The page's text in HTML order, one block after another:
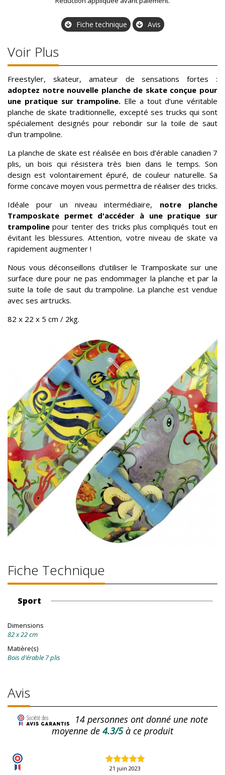
Fiche technique Avis
Voir Plus
Freestyler, skateur, amateur de sensations fortes :
adoptez notre nouvelle planche de skate conçue pour
une pratique sur trampoline. Elle a tout d’une véritable
planche de skate traditionnelle, excepté ses trucks qui sont
spécialement designés pour rebondir sur la toile de saut
d’un trampoline.
La planche de skate est réalisée en bois d’érable canadien 7
plis, un bois qui résistera très bien dans le temps. Son
design est volontairement épuré, de couleur naturelle. Sa
forme concave moyen vous permettra de réaliser des tricks.
Idéale pour un niveau intermédiaire, notre planche
Tramposkate permet d'accéder à une pratique sur
trampoline pour tenter des tricks plus compliqués tout en
évitant les blessures. Attention, votre niveau de skate va
rapidement augmenter !
Nous vous déconseillons d’utiliser le Tramposkate sur une
surface dure pour ne pas endommager la planche et par la
suite la toile de saut du trampoline. La planche est vendue
avec ses airtrucks.
82 x 22 x 5 cm / 2kg.
Fiche Technique
Sport
Dimensions
82 x 22 cm
Matière(s)
Bois d’érable 7 plis
Avis
14personnes ont donné une note
moyenne de 4.3/5à ce produit
21 juin 2023